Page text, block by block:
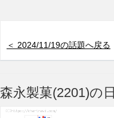
＜ 2024/11/19の話題へ戻る
森永製菓(2201)の